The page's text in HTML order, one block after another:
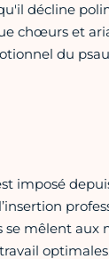
décline
chœurs et
du
imposé
mêlent aux